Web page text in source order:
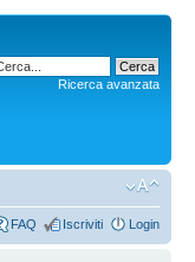
Ricerca avanzata
FAQ Iscriviti Login